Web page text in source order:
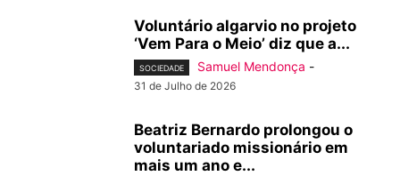
Voluntário algarvio no projeto
‘Vem Para o Meio’ diz que a...
SOCIEDADE Samuel Mendonça -
31 de Julho de 2026
Beatriz Bernardo prolongou o
voluntariado missionário em
mais um ano e...